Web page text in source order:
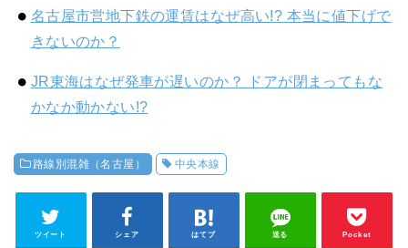
名古屋市営地下鉄の運賃はなぜ高い!? 本当に値下げで
きないのか？
JR東海はなぜ発車が遅いのか？ ドアが閉まってもな
かなか動かない!?
路線別混雑（名古屋） 中央本線
ツイート シェア はてブ 送る Pocket